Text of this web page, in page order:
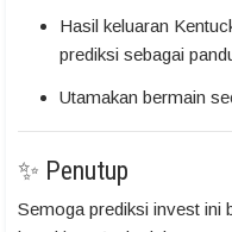
Hasil keluaran
prediksi sebagai
Utamakan bermain
✨ Penutup
Semoga prediksi invest ini